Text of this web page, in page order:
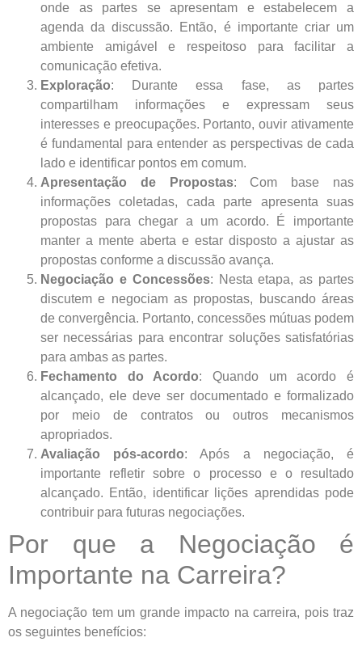
onde as partes se apresentam e estabelecem a
agenda da discussão. Então, é importante criar um
ambiente amigável e respeitoso para facilitar a
comunicação efetiva.
Exploração: Durante essa fase, as partes
compartilham informações e expressam seus
interesses e preocupações. Portanto, ouvir ativamente
é fundamental para entender as perspectivas de cada
lado e identificar pontos em comum.
Apresentação de Propostas: Com base nas
informações coletadas, cada parte apresenta suas
propostas para chegar a um acordo. É importante
manter a mente aberta e estar disposto a ajustar as
propostas conforme a discussão avança.
Negociação e Concessões: Nesta etapa, as partes
discutem e negociam as propostas, buscando áreas
de convergência. Portanto, concessões mútuas podem
ser necessárias para encontrar soluções satisfatórias
para ambas as partes.
Fechamento do Acordo: Quando um acordo é
alcançado, ele deve ser documentado e formalizado
por meio de contratos ou outros mecanismos
apropriados.
Avaliação pós-acordo: Após a negociação, é
importante refletir sobre o processo e o resultado
alcançado. Então, identificar lições aprendidas pode
contribuir para futuras negociações.
Por que a Negociação é
Importante na Carreira?
A negociação tem um grande impacto na carreira, pois traz
os seguintes benefícios: